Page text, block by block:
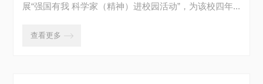
展“强国有我 科学家（精神）进校园活动”，为该校四年...
查看更多 